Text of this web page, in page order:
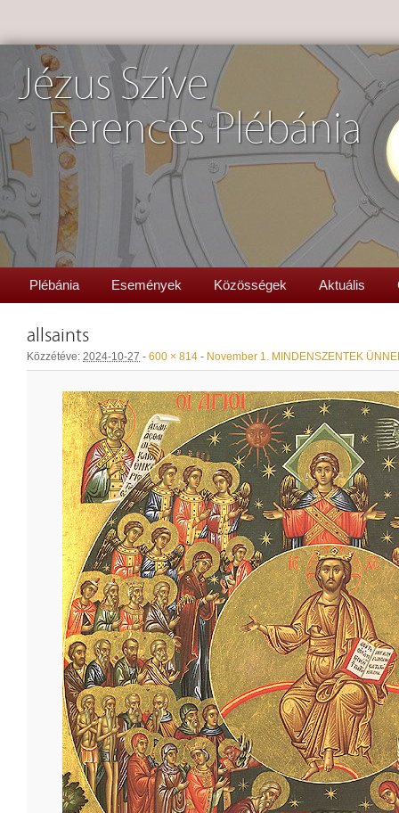
Jézus Szíve
Ferences Plébánia
Plébánia Események Közösségek Aktuális
allsaints
Közzétéve: 2024-10-27 - 600 × 814 - November 1. MINDENSZENTEK